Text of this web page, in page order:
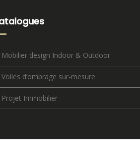
Mobilier design Indoor & Outdoor
Voiles d’ombrage sur-mesure
Projet Immobilier